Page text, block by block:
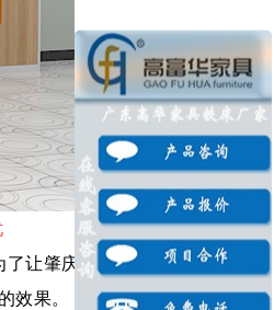
了让肇庆高新区大
效果。